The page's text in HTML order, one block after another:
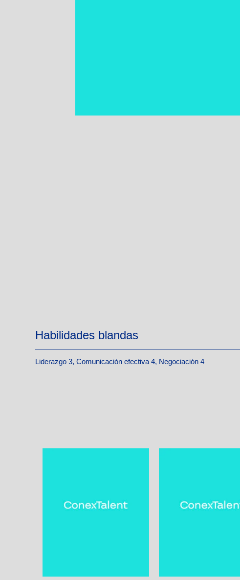
Habilidades blandas
Liderazgo 3, Comunicación efectiva 4, Negociación 4